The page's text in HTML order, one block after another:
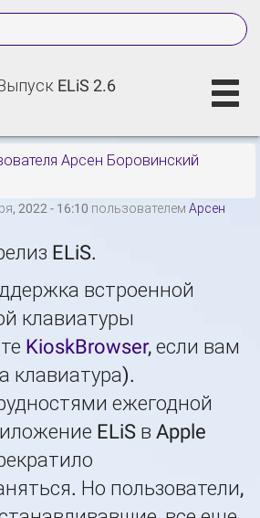
ELiS 2.6
Арсен Боровинский
2022 - 16:10 пользователем Арсен
ELiS.
встроенной
клавиатуры
KioskBrowser, если вам
клавиатура).
ежегодной
ELiS в Apple
Но пользователи,